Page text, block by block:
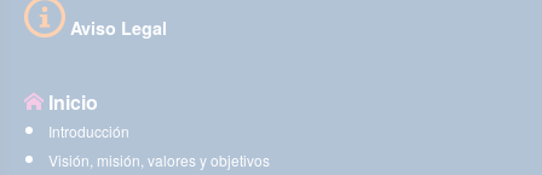
Aviso Legal
Inicio
Introducción
Visión, misión, valores y objetivos